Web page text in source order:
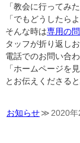
「教会に行ってみた
「でもどうしたら
そんな時は専用の
タッフが折り返し
電話でのお問い合わ
「ホームページを
とお伝えくださる
お知らせ 2020